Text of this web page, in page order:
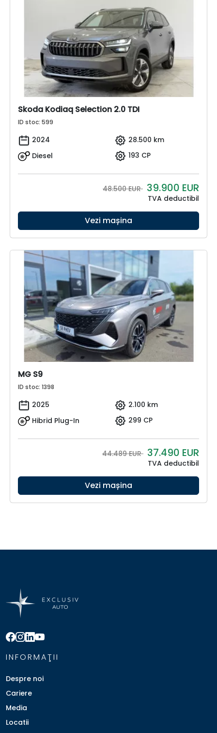
Skoda Kodiaq Selection 2.0 TDI
ID stoc: 599
2024
28.500 km
Diesel
193 CP
48.500 EUR 39.900 EUR
TVA deductibil
Vezi mașina
MG S9
ID stoc: 1398
2025
2.100 km
Hibrid Plug-In
299 CP
44.489 EUR 37.490 EUR
TVA deductibil
Vezi mașina
INFORMAŢII
Despre noi
Cariere
Media
Locatii